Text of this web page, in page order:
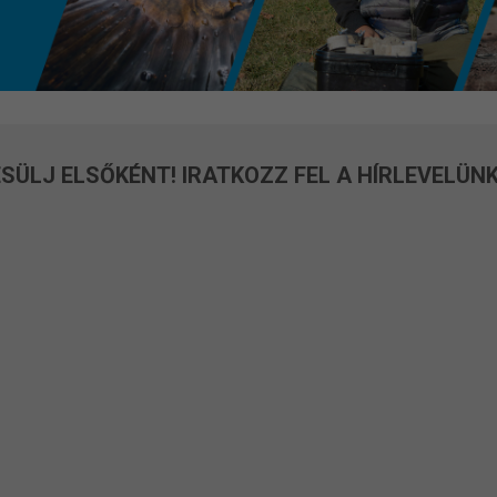
ELSŐKÉNT! IRATKOZZ FEL A